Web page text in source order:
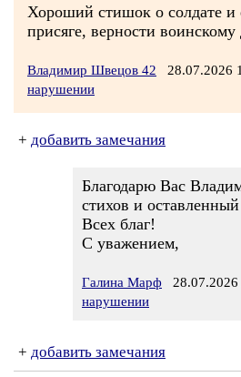
Хороший стишок о солдате и
присяге, верности воинскому
Владимир Швецов 42 28.07.2026
нарушении
+ добавить замечания
Благодарю Вас
стихов и
Всех благ!
С уважением,
Галина Марф 28.07.2026
нарушении
+ добавить замечания